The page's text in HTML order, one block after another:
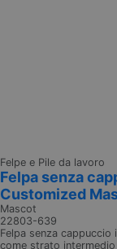
Felpe e Pile da lavoro
Felpa senza
Customized
Mascot
22803-639
Felpa senza
come strato